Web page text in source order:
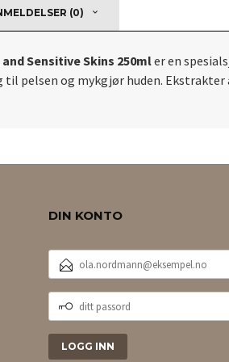
(0)
Sensitive Skins 250mler en
pelsen og mykgjør huden.
DIN KONTO
POSTADRESSE
PASSORD